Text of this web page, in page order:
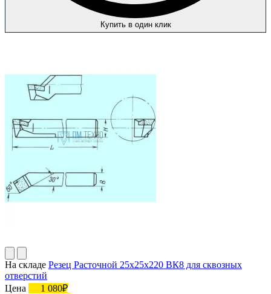
Купить в один клик
На складе Резец Расточной 25х25х220 ВК8 для сквозных
отверстий
Цена
1 080₽